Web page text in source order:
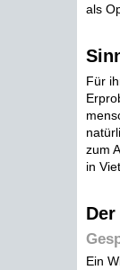
als
Für
zum
in
Ein